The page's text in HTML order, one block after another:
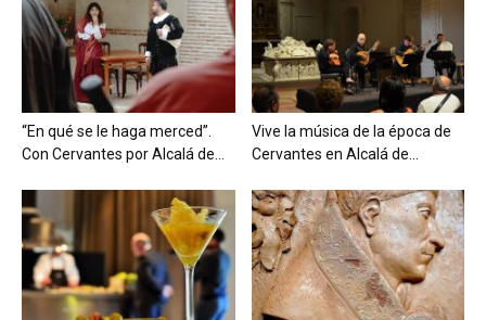
“En qué se le haga merced”.
Con Cervantes por Alcalá de...
Vive la música de la época de
Cervantes en Alcalá de...